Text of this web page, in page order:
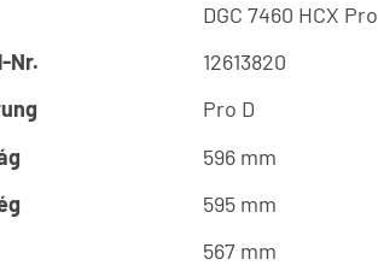
DGC 7460 HCX Pro
Nr.
12613820
Pro D
596 mm
595 mm
567 mm